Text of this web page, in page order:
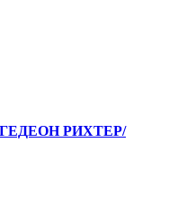
РИХТЕР/